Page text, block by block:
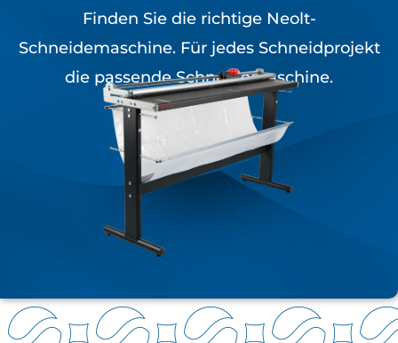
Finden Sie die richtige Neolt-
Schneidemaschine. Für jedes Schneidprojekt
die passende Schneidemaschine.